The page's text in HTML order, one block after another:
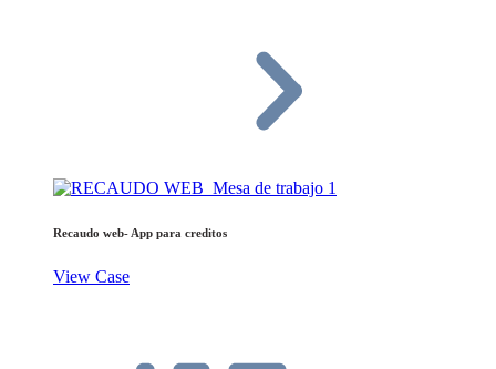
Recaudo web- App para creditos
View Case